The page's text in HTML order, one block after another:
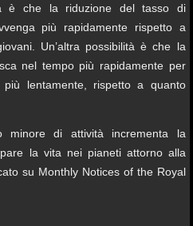
è che la riduzione del tasso di
più rapidamente rispetto a
Un’altra possibilità è che la
nel tempo più rapidamente per
lentamente, rispetto a quanto
di attività incrementa la
la vita nei pianeti attorno alla
su Monthly Notices of the Royal